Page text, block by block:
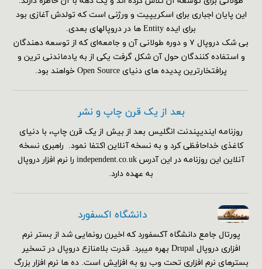
این پایان اجباری برای اسکریپیت و ورژنی است که تولدش آغازی بود
برای ایده Entity ها در دروپالهای بعدی.
بی شک دروپال ۷ و دوره طولانی آن و جامعه‌ای که از توسعه دهندگان
و استفاده کنندگان حول آن شکل گرفت یکی از به یادماندنی ترین و
پرافتخارترین پدیده های دنیای Open Source خواهند بود.
بعد از یک قرن چاپ و نشر
روزنامه ایندیپندنت انگلیس بعد از بیش از یک قرن چاپ، با دنیای
کاغذی خداحافظی کرد و به نسخه آنلاین اکتفا نمود. راهبری نسخه
آنلاین این روزنامه در این آدرس independent.co.uk را نرم افزار دروپال
به عهده دارد.
دانشگاه اکسفورد
پورتال جامع دانشگاه آکسفورد که اخیرن رونمایی شد از بستر نرم
افزاری دروپال Drupal بهره میبرد. قدرت بلامنازع دروپال در تسخیر
بسترهای نرم افزاری تحت وب رو به افزایش است. ده ها نرم افزار بزرگ